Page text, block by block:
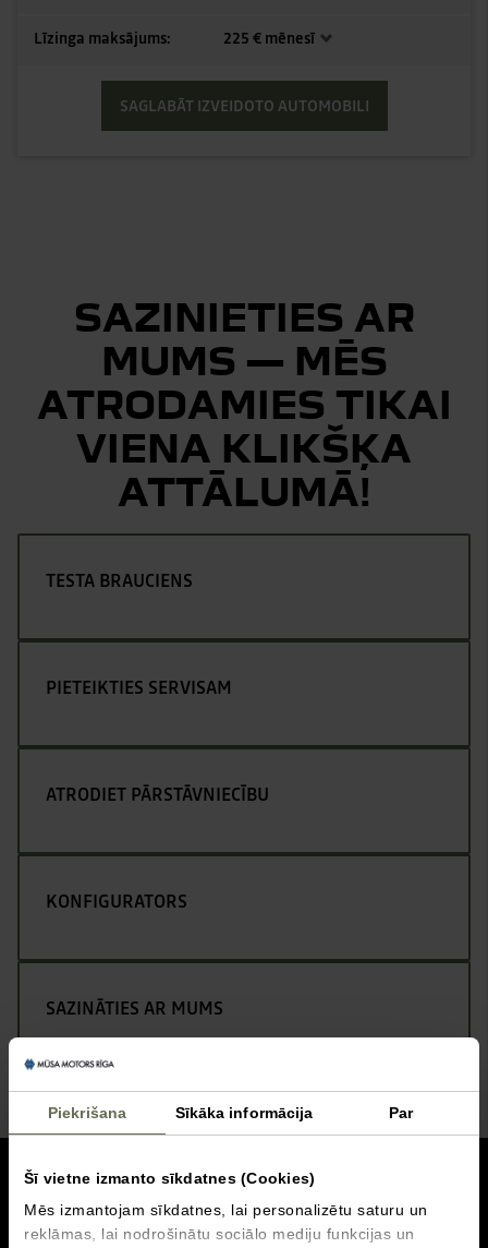
Piekrišana Sīkāka informācija Par
Šī vietne izmanto sīkdatnes (Cookies)
Mēs izmantojam sīkdatnes, lai personalizētu saturu un
reklāmas, lai nodrošinātu sociālo mediju funkcijas un
Līzinga maksājums: 225 € mēnesī
SAGLABĀT IZVEIDOTO AUTOMOBILI
SAZINIETIES AR
MUMS — MĒS
ATRODAMIES TIKAI
VIENA KLIKŠĶA
ATTĀLUMĀ!
TESTA BRAUCIENS
PIETEIKTIES SERVISAM
ATRODIET PĀRSTĀVNIECĪBU
KONFIGURATORS
SAZINĀTIES AR MUMS
AKCIJAS